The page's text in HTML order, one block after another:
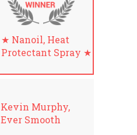
★ Nanoil, Heat
Protectant Spray ★
Kevin Murphy,
Ever Smooth